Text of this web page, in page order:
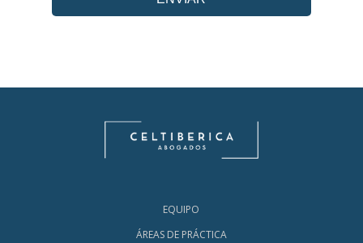
EQUIPO
ÁREAS DE PRÁCTICA